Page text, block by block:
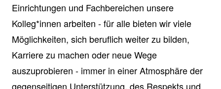
Einrichtungen und Fachbereichen unsere
Kolleg*innen arbeiten - für alle bieten wir viele
Möglichkeiten, sich beruflich weiter zu bilden,
Karriere zu machen oder neue Wege
auszuprobieren - immer in einer Atmosphäre der
gegenseitigen Unterstützung, des Respekts und